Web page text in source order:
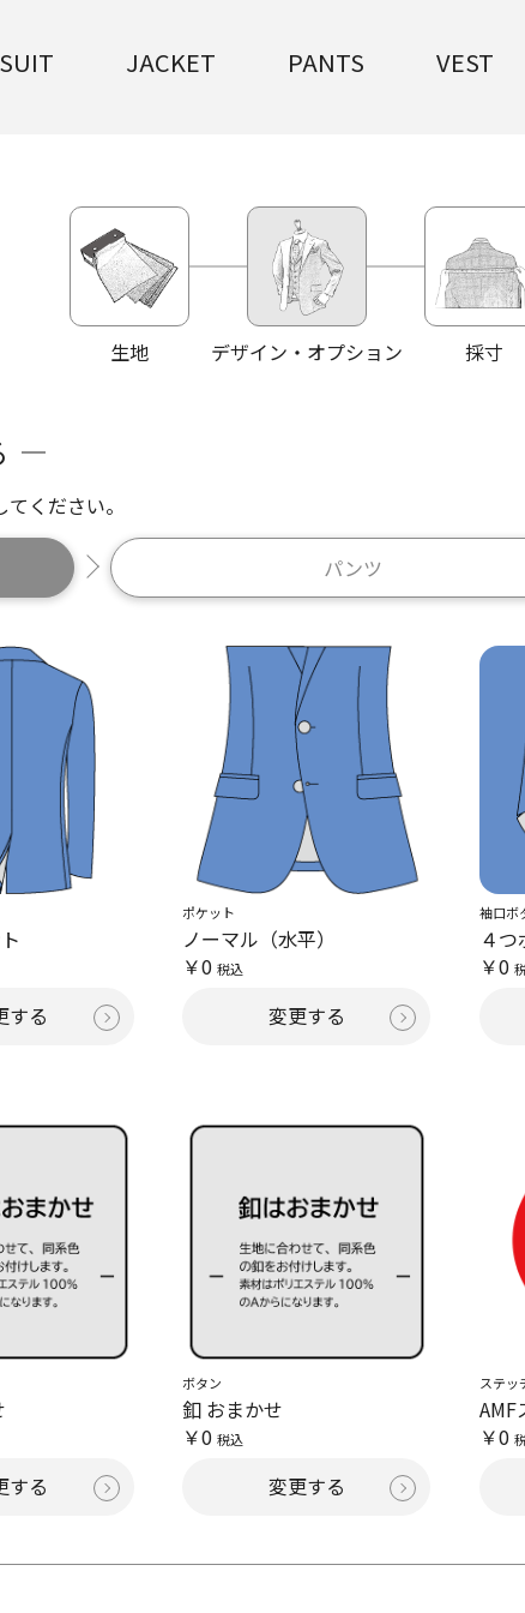
SUIT JACKET PANTS VEST
生地 デザイン・オプション 採寸
ください。
パンツ
する
ポケット
ノーマル（水平）
￥0税込
変更する
袖口ボ
４
￥0
する
ボタン
釦 おまかせ
￥0税込
変更する
ステッ
￥0